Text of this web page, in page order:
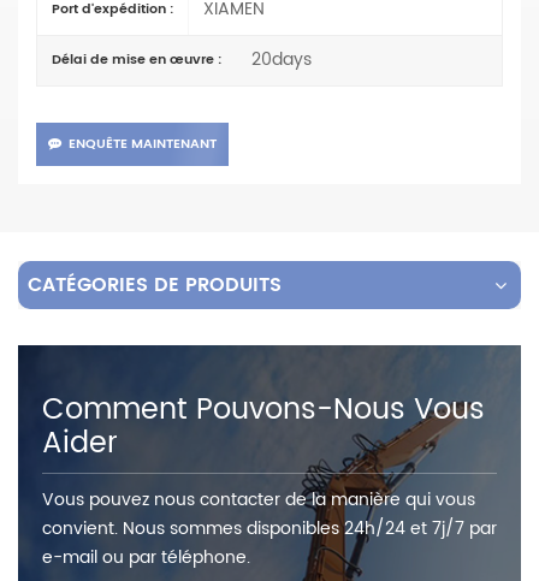
Port d'expédition : XIAMEN
Délai de mise en œuvre : 20days
ENQUÊTE MAINTENANT
CATÉGORIES DE PRODUITS
Comment Pouvons-Nous Vous
Aider
Vous pouvez nous contacter de la manière qui vous
convient. Nous sommes disponibles 24h/24 et 7j/7 par
e-mail ou par téléphone.